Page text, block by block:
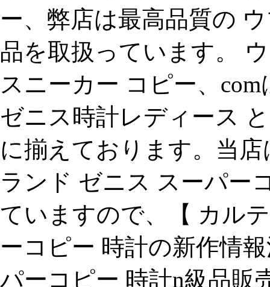
ー、弊店は最高品質の
品を取扱っています。
スニーカー コピー、
ゼニス時計レディース
に揃えております。当
ランド ゼニス スーパー
ていますので、【 カル
ーコピー 時計の新作情
パーコピー 時計n級品販